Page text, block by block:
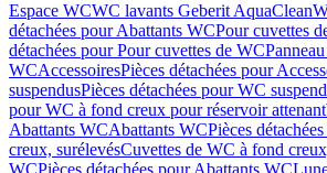
Espace WCWC lavants Geberit AquaClean
détachées pour Abattants WCPour cuvettes
détachées pour Pour cuvettes de WC
WCAccessoiresPièces détachées pour
suspendusPièces détachées pour WC
pour WC à fond creux pour réservoir attenant
Abattants WCAbattants WCPièces
creux, surélevésCuvettes de WC à fond
WCPièces détachées pour Abattants WC